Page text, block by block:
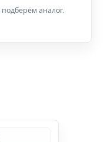
аналог.